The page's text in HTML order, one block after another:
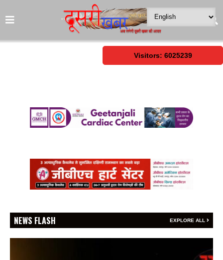
Visitors: 6025239
NEWS FLASH EXPLORE ALL